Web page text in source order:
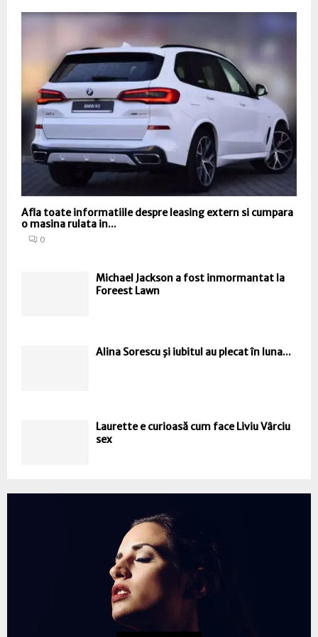
Afla toate informatiile despre leasing extern si cumpara
o masina rulata in...
0
Michael Jackson a fost inmormantat la
Foreest Lawn
Alina Sorescu şi iubitul au plecat în luna...
Laurette e curioasă cum face Liviu Vârciu
sex